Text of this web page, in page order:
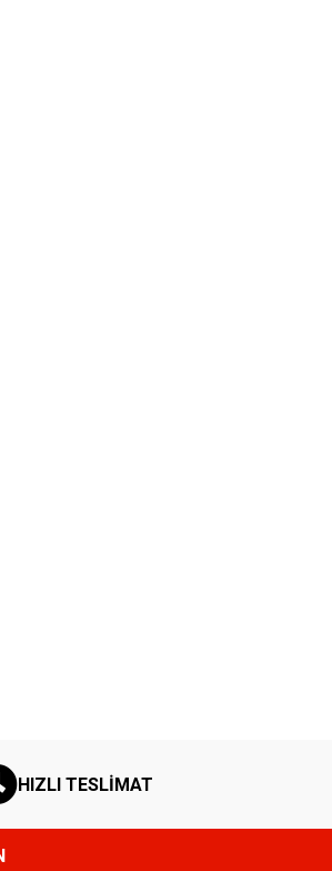
HIZLI TESLİMAT